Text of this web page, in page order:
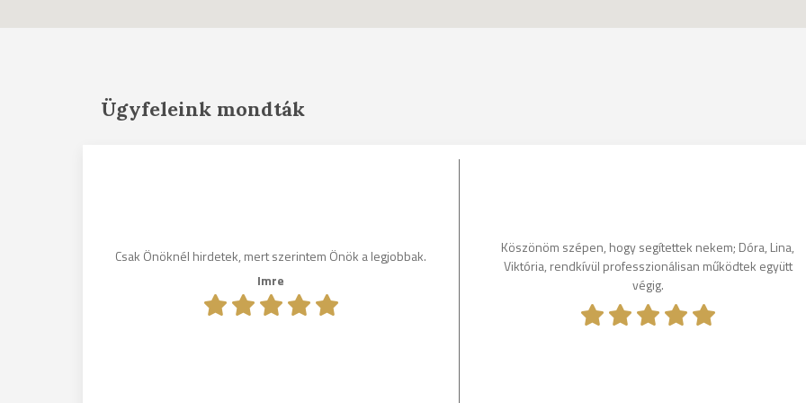
Ügyfeleink mondták
Csak Önöknél hirdetek, mert szerintem Önök a legjobbak.
Imre
Köszönöm szépen, hogy segítettek nekem; Dóra, Lina,
Viktória, rendkívül professzionálisan működtek együtt
végig.